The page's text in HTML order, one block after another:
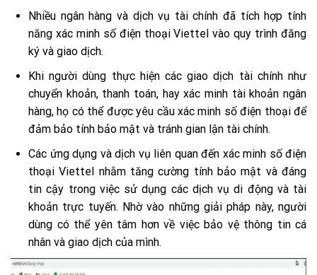
Nhiều ngân hàng và dịch vụ tài chính đã tích hợp tính
năng xác minh số điện thoại Viettel vào quy trình đăng
ký và giao dịch.
Khi người dùng thực hiện các giao dịch tài chính như
chuyển khoản, thanh toán, hay xác minh tài khoản ngân
hàng, họ có thể được yêu cầu xác minh số điện thoại để
đảm bảo tính bảo mật và tránh gian lận tài chính.
Các ứng dụng và dịch vụ liên quan đến xác minh số điện
thoại Viettel nhằm tăng cường tính bảo mật và đáng
tin cậy trong việc sử dụng các dịch vụ di động và tài
khoản trực tuyến. Nhờ vào những giải pháp này, người
dùng có thể yên tâm hơn về việc bảo vệ thông tin cá
nhân và giao dịch của mình.